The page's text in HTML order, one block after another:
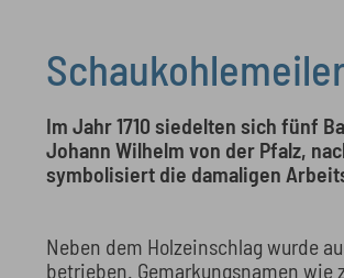
Im Jahr 1710 siedelten sich fünf
Johann Wilhelm von der Pfalz,
symbolisiert die damaligen
Neben dem Holzeinschlag wurde
betrieben. Gemarkungsnamen wie